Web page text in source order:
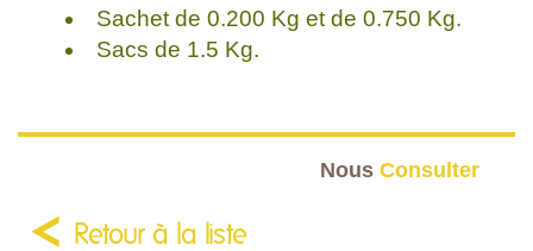
Sachet de 0.200 Kg et de 0.750 Kg.
Sacs de 1.5 Kg.
Nous Consulter
Retour à la liste